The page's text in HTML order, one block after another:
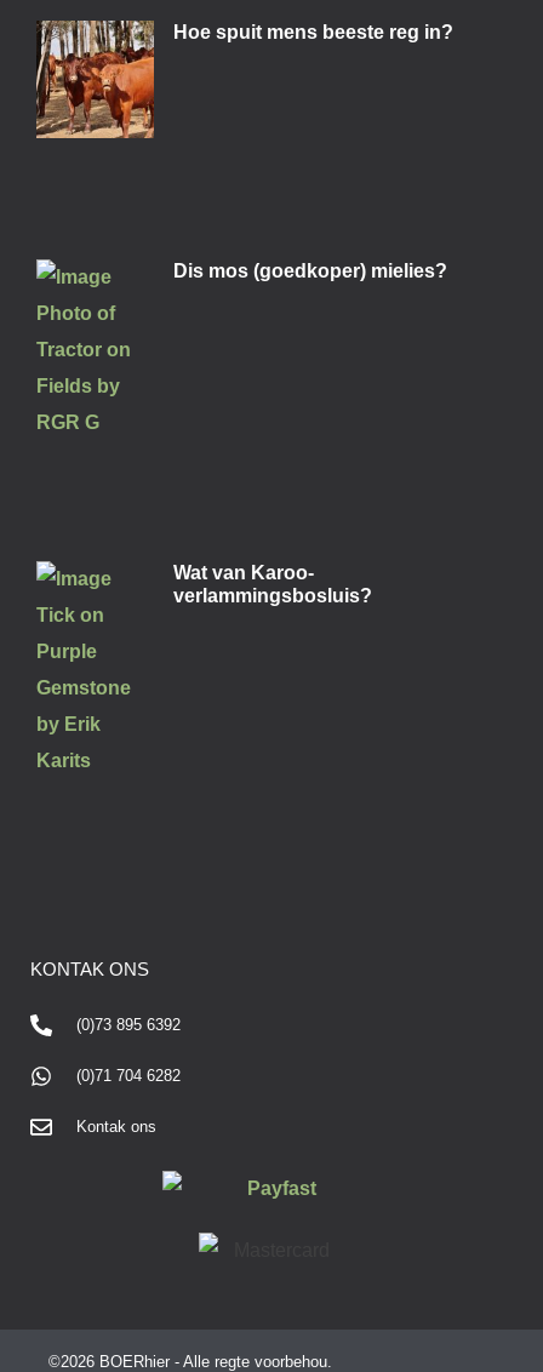
Hoe spuit mens beeste reg in?
Dis mos (goedkoper) mielies?
Wat van Karoo-
verlammingsbosluis?
KONTAK ONS
(0)73 895 6392
(0)71 704 6282
Kontak ons
©2026 BOERhier - Alle regte voorbehou.